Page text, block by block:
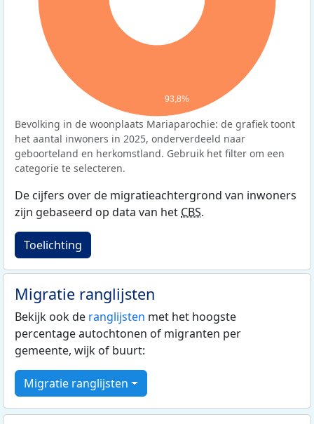
93,8%
Bevolking in de woonplaats Mariaparochie: de grafiek toont
het aantal inwoners in 2025, onderverdeeld naar
geboorteland en herkomstland. Gebruik het filter om een
categorie te selecteren.
De cijfers over de migratieachtergrond van inwoners
zijn gebaseerd op data van het CBS.
Toelichting
Migratie ranglijsten
Bekijk ook de ranglijsten met het hoogste
percentage autochtonen of migranten per
gemeente, wijk of buurt:
Migratie ranglijsten